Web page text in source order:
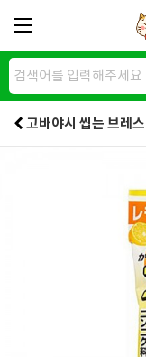
고바야시 씹는 브레